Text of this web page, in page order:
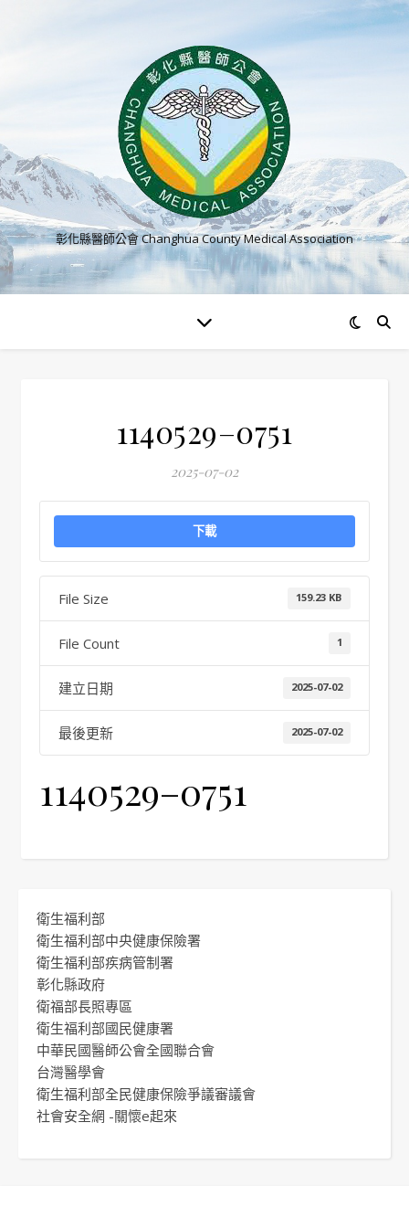
彰化縣醫師公會 Changhua County Medical Association
1140529–0751
2025-07-02
下載
File Size 159.23 KB
File Count 1
建立日期 2025-07-02
最後更新 2025-07-02
1140529–0751
衛生福利部
衛生福利部中央健康保險署
衛生福利部疾病管制署
彰化縣政府
衛福部長照專區
衛生福利部國民健康署
中華民國醫師公會全國聯合會
台灣醫學會
衛生福利部全民健康保險爭議審議會
社會安全網 -關懷e起來